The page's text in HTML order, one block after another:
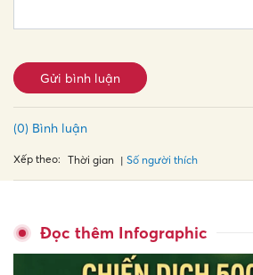
Gửi bình luận
(0) Bình luận
Xếp theo: Thời gian Số người thích
Đọc thêm Infographic